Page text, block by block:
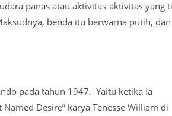
panas atau aktivitas-aktivitas yang
benda itu berwarna putih,
pada tahun 1947. Yaitu ketika ia
Desire” karya Tenesse William di